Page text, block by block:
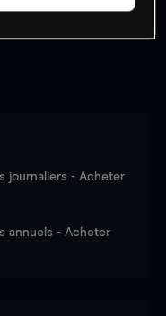
journaliers - Acheter
annuels - Acheter